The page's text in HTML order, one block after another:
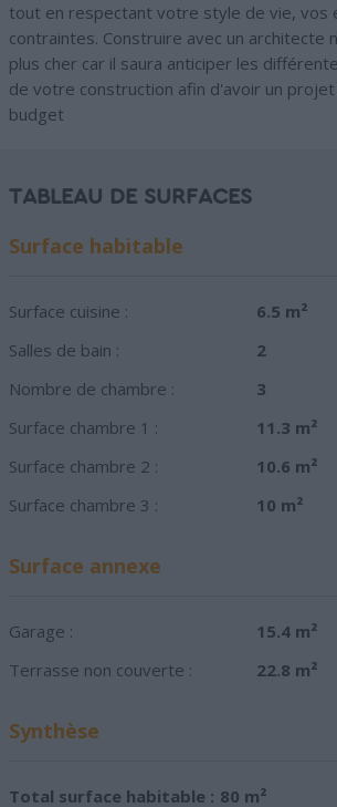
tout en respectant votre style de vie, vos
contraintes. Construire avec un architecte
plus cher car il saura anticiper les
de votre construction afin d'avoir un
budget
TABLEAU DE SURFACES
Surface habitable
Surface cuisine :
6.5 m²
Salles de bain :
2
Nombre de chambre :
3
Surface chambre 1 :
11.3 m²
Surface chambre 2 :
10.6 m²
Surface chambre 3 :
10 m²
Surface annexe
Garage :
15.4 m²
Terrasse non couverte :
22.8 m²
Synthèse
Total surface habitable : 80 m²